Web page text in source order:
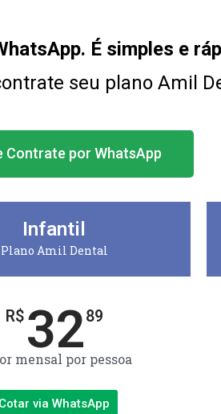
É simples e
seu plano Amil
Contrate por WhatsApp
Infantil
Plano Amil Dental
R$ 3289
mensal por pessoa
Cotar via WhatsApp